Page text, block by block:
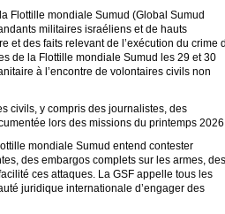
Flottille mondiale Sumud (Global Sumud
militaires israéliens et de hauts
et des faits relevant de l’exécution du crime
de la Flottille mondiale Sumud les 29 et 30
à l’encontre de volontaires civils non
civils, y compris des journalistes, des
lors des missions du printemps
mondiale Sumud entend contester
des embargos complets sur les armes, des
ces attaques. La GSF appelle tous les
juridique internationale d’engager des